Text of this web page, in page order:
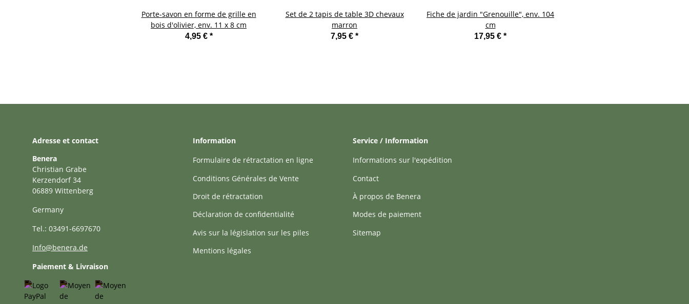
Porte-savon en forme de grille en
bois d'olivier, env. 11 x 8 cm
4,95 € *
Set de 2 tapis de table 3D chevaux
marron
7,95 € *
Fiche de jardin "Grenouille", env. 104
cm
17,95 € *
Adresse et contact
Benera
Christian Grabe
Kerzendorf 34
06889 Wittenberg
Germany
Tel.: 03491-6697670
Info@benera.de
Paiement & Livraison
Information
Formulaire de rétractation en ligne
Conditions Générales de Vente
Droit de rétractation
Déclaration de confidentialité
Avis sur la législation sur les piles
Mentions légales
Service / Information
Informations sur l'expédition
Contact
À propos de Benera
Modes de paiement
Sitemap